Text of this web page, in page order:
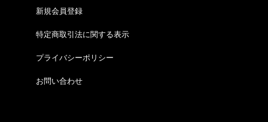
新規会員登録
特定商取引法に関する表示
プライバシーポリシー
お問い合わせ